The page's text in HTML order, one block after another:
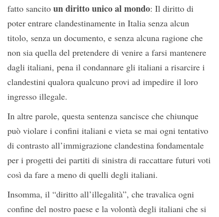
fatto sancito un diritto unico al mondo: Il diritto di
poter entrare clandestinamente in Italia senza alcun
titolo, senza un documento, e senza alcuna ragione che
non sia quella del pretendere di venire a farsi mantenere
dagli italiani, pena il condannare gli italiani a risarcire i
clandestini qualora qualcuno provi ad impedire il loro
ingresso illegale.
In altre parole, questa sentenza sancisce che chiunque
può violare i confini italiani e vieta se mai ogni tentativo
di contrasto all’immigrazione clandestina fondamentale
per i progetti dei partiti di sinistra di raccattare futuri voti
così da fare a meno di quelli degli italiani.
Insomma, il “diritto all’illegalità”, che travalica ogni
confine del nostro paese e la volontà degli italiani che si